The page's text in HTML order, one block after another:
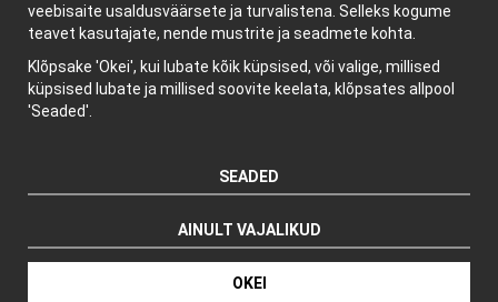
veebisaite usaldusväärsete ja turvalistena. Selleks kogume
teavet kasutajate, nende mustrite ja seadmete kohta.
Klõpsake 'Okei', kui lubate kõik küpsised, või valige, millised
küpsised lubate ja millised soovite keelata, klõpsates allpool
'Seaded'.
SEADED
AINULT VAJALIKUD
OKEI